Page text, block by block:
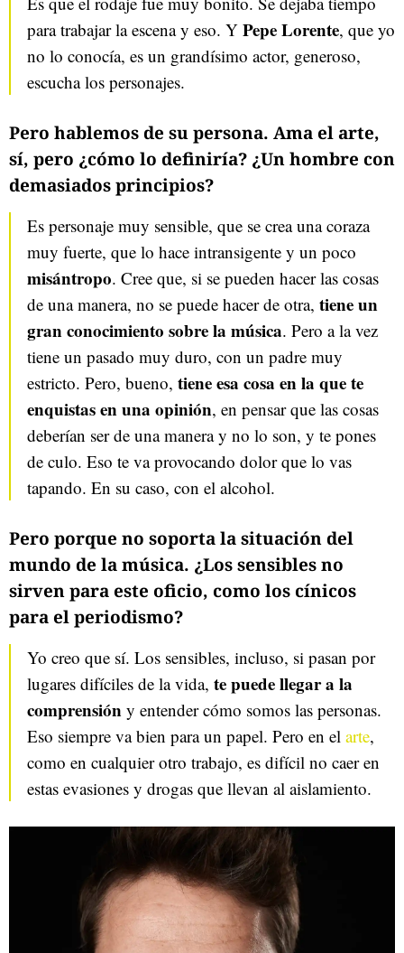
para trabajar la escena y eso. Y Pepe Lorente, que yo
no lo conocía, es un grandísimo actor, generoso,
escucha los personajes.
Pero hablemos de su persona. Ama el arte,
sí, pero ¿cómo lo definiría? ¿Un hombre con
demasiados principios?
Es personaje muy sensible, que se crea una coraza
muy fuerte, que lo hace intransigente y un poco
misántropo. Cree que, si se pueden hacer las cosas
de una manera, no se puede hacer de otra, tiene un
gran conocimiento sobre la música. Pero a la vez
tiene un pasado muy duro, con un padre muy
estricto. Pero, bueno, tiene esa cosa en la que te
enquistas en una opinión, en pensar que las cosas
deberían ser de una manera y no lo son, y te pones
de culo. Eso te va provocando dolor que lo vas
tapando. En su caso, con el alcohol.
Pero porque no soporta la situación del
mundo de la música. ¿Los sensibles no
sirven para este oficio, como los cínicos
para el periodismo?
Yo creo que sí. Los sensibles, incluso, si pasan por
lugares difíciles de la vida, te puede llegar a la
comprensión y entender cómo somos las personas.
Eso siempre va bien para un papel. Pero en el arte,
como en cualquier otro trabajo, es difícil no caer en
estas evasiones y drogas que llevan al aislamiento.